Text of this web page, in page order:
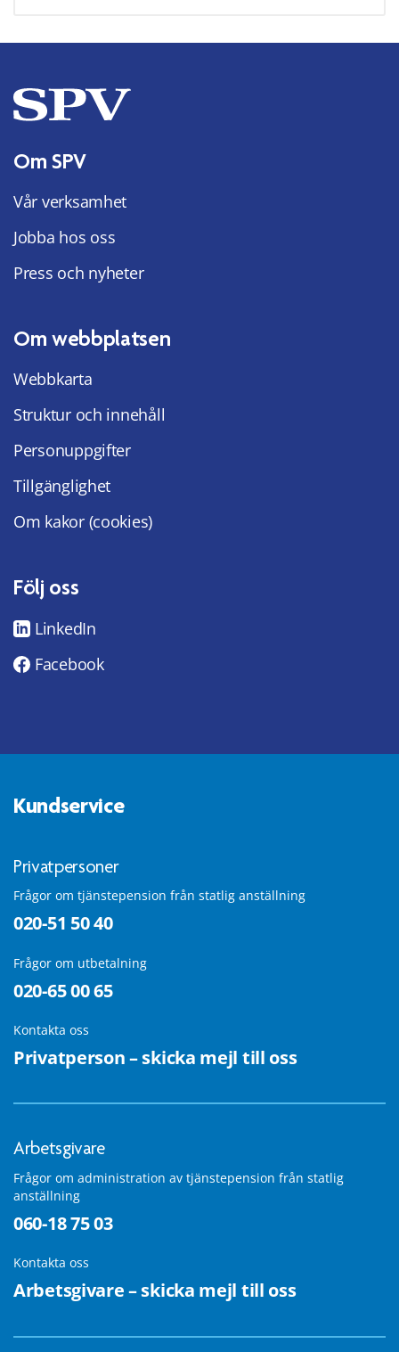
Om SPV
Vår verksamhet
Jobba hos oss
Press och nyheter
Om webbplatsen
Webbkarta
Struktur och innehåll
Personuppgifter
Tillgänglighet
Om kakor (cookies)
Följ oss
LinkedIn
Facebook
Kundservice
Privatpersoner
Frågor om tjänstepension från statlig anställning
020-51 50 40
Frågor om utbetalning
020-65 00 65
Kontakta oss
Privatperson – skicka mejl till oss
Arbetsgivare
Frågor om administration av tjänstepension från statlig
anställning
060-18 75 03
Kontakta oss
Arbetsgivare – skicka mejl till oss